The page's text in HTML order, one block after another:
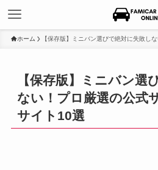
ホーム 【保存版】ミニバン選びで絶対に失敗し
【保存版】ミニバン選
ない！プロ厳選の公式
サイト10選